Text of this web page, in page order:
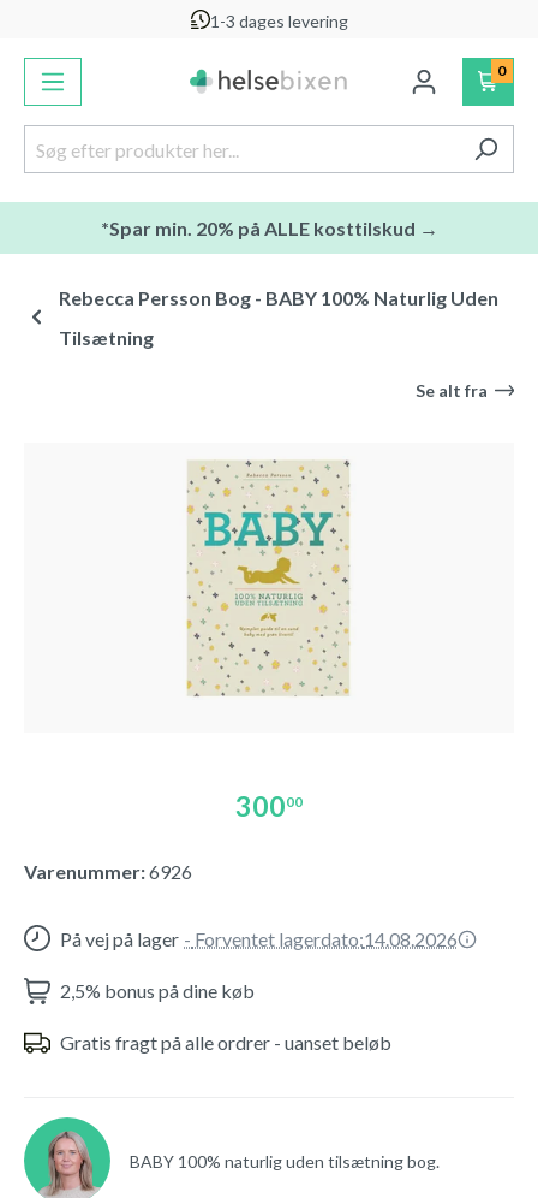
1-3 dages levering
0
*Spar min. 20% på ALLE kosttilskud →
Rebecca Persson Bog - BABY 100% Naturlig Uden
Tilsætning
Se alt fra
Spring over billedgalleri
30000
Varenummer:6926
På vej på lager - Forventet lagerdato:14.08.2026
2,5% bonus på dine køb
Gratis fragt på alle ordrer - uanset beløb
BABY 100% naturlig uden tilsætning bog.